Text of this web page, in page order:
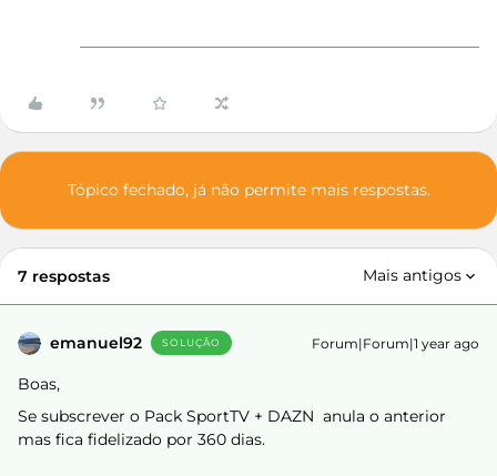
Tópico fechado, já não permite mais respostas.
7 respostas Mais antigos
emanuel92 SOLUÇÃO Forum|Forum|1 year ago
Boas,
Se subscrever o Pack SportTV + DAZN anula o anterior
mas fica fidelizado por 360 dias.